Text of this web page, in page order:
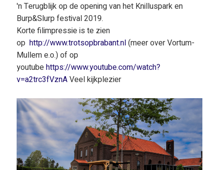
'n Terugblijk op de opening van het Knilluspark en
Burp&Slurp festival 2019.
Korte filimpressie is te zien
op http://www.trotsopbrabant.nl(meer over Vortum-
Mullem e.o.) of op
youtubehttps://www.youtube.com/watch?
v=a2trc3fVznAVeel kijkplezier